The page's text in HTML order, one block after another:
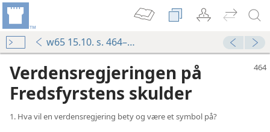
w65 15.10. s. 464–475
Verdensregjeringen på
Fredsfyrstens skulder
1. Hva vil en verdensregjering bety og være et symbol på?